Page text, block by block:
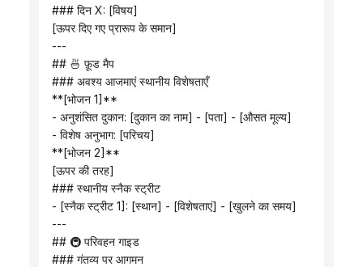
### दिन X: [विषय]
[ऊपर दिए गए प्रारूप के समान]
---
## 🍜 फ़ूड मैप
### अवश्य आजमाएं स्थानीय विशेषताएँ
**[भोजन 1]**
- अनुशंसित दुकान: [दुकान का नाम] - [पता] - [औसत मूल्य]
- विशेष अनुभाग: [परिचय]
**[भोजन 2]**
[ऊपर की तरह]
### स्थानीय स्नैक स्ट्रीट
- [स्नैक स्ट्रीट 1]: [स्थान] - [विशेषताएं] - [खुलने का समय]
---
## 🚇 परिवहन गाइड
### गंतव्य पर आगमन